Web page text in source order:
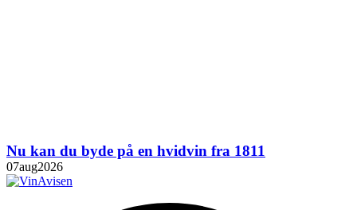
Nu kan du byde på en hvidvin fra 1811
07aug2026